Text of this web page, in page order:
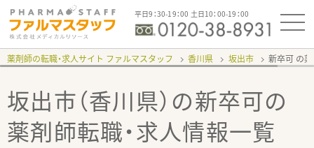
平日9：30-19：00 土日10：00-19：00
薬剤師の転職・求人サイト ファルマスタッフ 香川県 坂出市 新卒可
坂出市（香川県）の新卒可の
薬剤師転職・求人情報一覧